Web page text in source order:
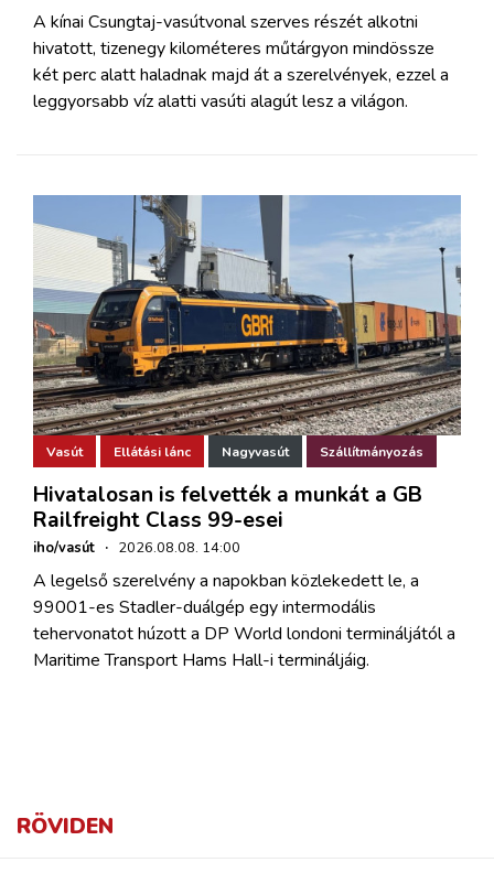
A kínai Csungtaj-vasútvonal szerves részét alkotni
hivatott, tizenegy kilométeres műtárgyon mindössze
két perc alatt haladnak majd át a szerelvények, ezzel a
leggyorsabb víz alatti vasúti alagút lesz a világon.
Vasút Ellátási lánc Nagyvasút Szállítmányozás
Hivatalosan is felvették a munkát a GB
Railfreight Class 99-esei
iho/vasút · 2026.08.08. 14:00
A legelső szerelvény a napokban közlekedett le, a
99001-es Stadler-duálgép egy intermodális
tehervonatot húzott a DP World londoni termináljától a
Maritime Transport Hams Hall-i termináljáig.
RÖVIDEN